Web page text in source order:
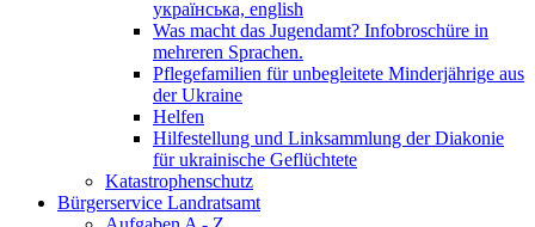
українська, english
Was macht das Jugendamt? Infobroschüre in
mehreren Sprachen.
Pflegefamilien für unbegleitete Minderjährige aus
der Ukraine
Helfen
Hilfestellung und Linksammlung der Diakonie
für ukrainische Geflüchtete
Katastrophenschutz
Bürgerservice Landratsamt